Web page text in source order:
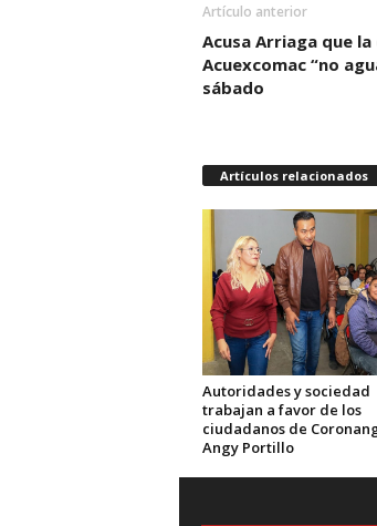
Artículo anterior
Acusa Arriaga que
Acuexcomac “no
sábado
Artículos relacionados
Autoridades y sociedad
trabajan a favor de los
ciudadanos de
Angy Portillo